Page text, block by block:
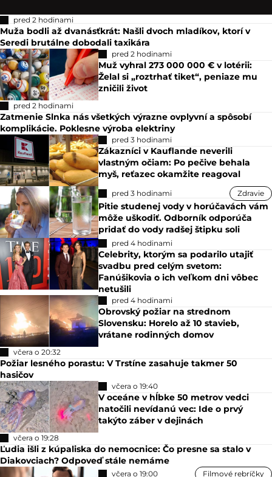
pred 2 hodinami
Muža bodli až dvanásťkrát: Našli dvoch mladíkov, ktorí v
Seredi brutálne dobodali taxikára
pred 2 hodinami
Muž vyhral 273 000 000 € v lotérii:
Želal si „roztrhať tiket“, peniaze mu
zničili život
pred 2 hodinami
Zatmenie Slnka nás všetkých výrazne ovplyvní a spôsobí
komplikácie. Poklesne výroba elektriny
pred 3 hodinami
Zákazníci v Kauflande neverili
vlastným očiam: Po pečive behala
myš, reťazec okamžite reagoval
pred 3 hodinami Zdravie
Pitie studenej vody v horúčavách vám
môže uškodiť. Odborník odporúča
pridať do vody radšej štipku soli
pred 4 hodinami
Celebrity, ktorým sa podarilo utajiť
svadbu pred celým svetom:
Fanúšikovia o ich veľkom dni vôbec
netušili
pred 4 hodinami
Obrovský požiar na strednom
Slovensku: Horelo až 10 stavieb,
vrátane rodinných domov
včera o 20:32
Požiar lesného porastu: V Trstíne zasahuje takmer 50
hasičov
včera o 19:40
V oceáne v hĺbke 50 metrov vedci
natočili nevídanú vec: Ide o prvý
takýto záber v dejinách
včera o 19:28
Ľudia išli z kúpaliska do nemocnice: Čo presne sa stalo v
Diakovciach? Odpoveď stále nemáme
včera o 19:00 Filmové rebríčky